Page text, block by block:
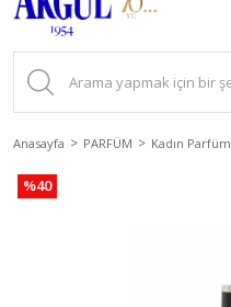
Anasayfa PARFÜM Kadın Parfüm
%40